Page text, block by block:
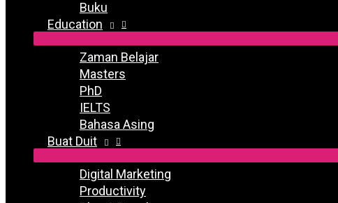
Buku
Education
Zaman Belajar
Masters
PhD
IELTS
Bahasa Asing
Buat Duit
Digital Marketing
Productivity